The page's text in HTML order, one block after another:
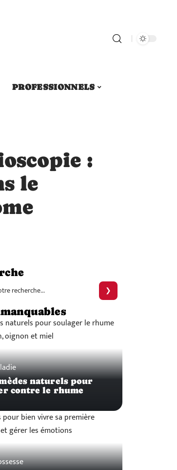
PROFESSIONNELS
:
le
naturels pour
contre le rhume